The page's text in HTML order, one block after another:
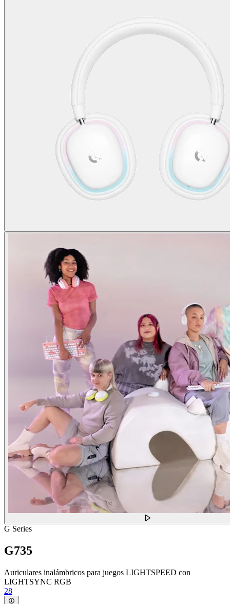
G Series
G735
Auriculares inalámbricos para juegos LIGHTSPEED con
LIGHTSYNC RGB
28